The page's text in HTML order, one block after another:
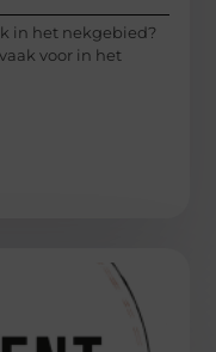
in het nekgebied?
voor in het